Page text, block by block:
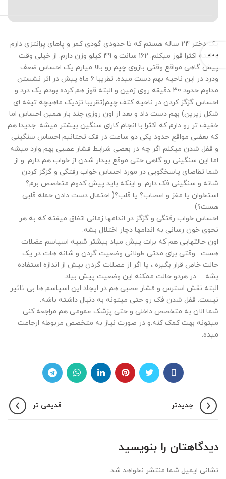
یک دختر 24 ساله هستم که تا حدودی گودی کمر و پاهای پرانتزی دارم
و البته اکثرا قوز میکنم. 162 سانت و 49 کیلو وزن دارم. از خیلی وقت
پیش گاهی مواقع وقتی بازوی چپم رو بالا میارم یک احساس ضعف
ودرد در این ناحیه بهم دست میده. تقریبا 6 ماه پیش در اثر نشستن
مداوم حدود 30 دقیقه روی زمین و البته قوز هم کرده بودم یک درد و
احساس گزگز کردن در ناحیه کتف چپم(تقریبا نزدیک ماهیچه تیغه ای
شکل زیرین) بهم دست داد و بعد از اون روزی چند بار همین احساس اما
خفیف تر رو دارم که اکثرا با انجام کارای سنگین بیشتر میشه. جدیدا هم
که بعضی مواقع حدود یکی دو ساعت در فک تحتانیم احساس سنگینی
و قفل شدن میکنم اگر چه در بعضی شرایط فشار عصبی بهم وارد میشه
اما این سنگینی رو گاهی حتی موقع بیدار شدن از خواب هم دارم. و از
شما تقاضای پاسخگویی در مورد احساس خواب رفتگی و گزگز کردن
شانه و سنگینی فک دارم. و اینکه باید پیش کدوم متخصص برم؟
استخوان یا مغز و اعصاب؟ یا قلب؟( احتمال دست دادن حمله قلبی
هست؟)
احساس خواب رفتگی و گزگز در اندامها زمانی اتفاق میفته که به هر
نحوی خون رسانی به اندامها دچار اختلال بشه.
اون حالتهایی هم که برات پیش میاد بیشتر شبیه اسپاسم عضلات
هست . وقتی برای مدتی طولانی وضعیت گردن و شانه هات در یک
حالت خاص قرار بگیره ، یا اگر از عضلات گردن بیش از اندازه استفاده
بشه… در هردو حالت ممکنه این وضعیت پیش بیاد.
البته نقش استرس و فشار عصبی هم در ایجاد این اسپاسم ها بی تاثیر
نیست. قفل شدن فک رو حتی میتونه به دنبال داشته باشه.
شما الان به متخصص داخلی و حتی پزشک عمومی هم مراجعه کنی
میتونه بهت کمک کنه.و در صورت نیاز به متخصص مربوطه ارجاعت
میده.
جدیدتر قدیمی تر
دیدگاهتان را بنویسید
نشانی ایمیل شما منتشر نخواهد شد.